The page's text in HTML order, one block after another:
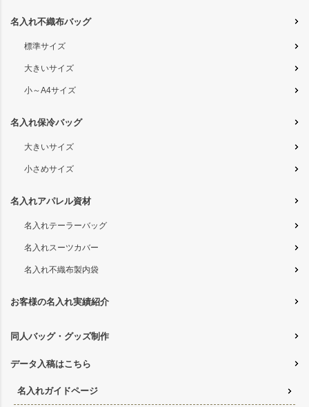
名入れ不織布バッグ
標準サイズ
大きいサイズ
小～A4サイズ
名入れ保冷バッグ
大きいサイズ
小さめサイズ
名入れアパレル資材
名入れテーラーバッグ
名入れスーツカバー
名入れ不織布製内袋
お客様の名入れ実績紹介
同人バッグ・グッズ制作
データ入稿はこちら
名入れガイドページ